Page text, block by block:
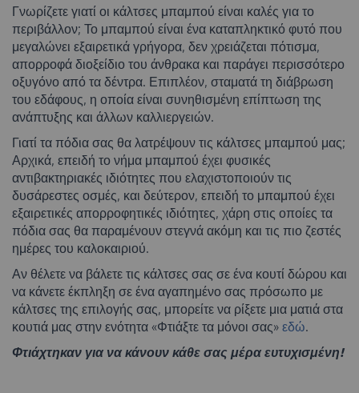
Γνωρίζετε γιατί οι κάλτσες μπαμπού είναι καλές για το
περιβάλλον; Το μπαμπού είναι ένα καταπληκτικό φυτό που
μεγαλώνει εξαιρετικά γρήγορα, δεν χρειάζεται πότισμα,
απορροφά διοξείδιο του άνθρακα και παράγει περισσότερο
οξυγόνο από τα δέντρα. Επιπλέον, σταματά τη διάβρωση
του εδάφους, η οποία είναι συνηθισμένη επίπτωση της
ανάπτυξης και άλλων καλλιεργειών.
Γιατί τα πόδια σας θα λατρέψουν τις κάλτσες μπαμπού μας;
Αρχικά, επειδή το νήμα μπαμπού έχει φυσικές
αντιβακτηριακές ιδιότητες που ελαχιστοποιούν τις
δυσάρεστες οσμές, και δεύτερον, επειδή το μπαμπού έχει
εξαιρετικές απορροφητικές ιδιότητες, χάρη στις οποίες τα
πόδια σας θα παραμένουν στεγνά ακόμη και τις πιο ζεστές
ημέρες του καλοκαιριού.
Αν θέλετε να βάλετε τις κάλτσες σας σε ένα κουτί δώρου και
να κάνετε έκπληξη σε ένα αγαπημένο σας πρόσωπο με
κάλτσες της επιλογής σας, μπορείτε να ρίξετε μια ματιά στα
κουτιά μας στην ενότητα «Φτιάξτε τα μόνοι σας» εδώ.
Φτιάχτηκαν για να κάνουν κάθε σας μέρα ευτυχισμένη!